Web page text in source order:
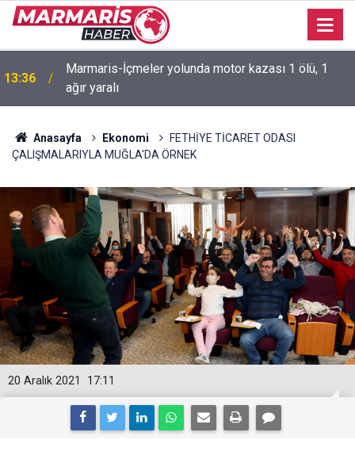
Marmaris-İçmeler yolunda motor kazası 1 ölü, 1
ağır yaralı
11:41
Marmaris’te çadır kullanıcıları yasak dinlemiyor
Anasayfa Ekonomi
FETHİYE TİCARET ODASI
ÇALIŞMALARIYLA MUĞLA'DA ÖRNEK
17:11
20 Aralık 2021